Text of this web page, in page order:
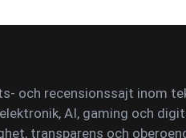
och recensionssajt inom
AI, gaming och
transparens och